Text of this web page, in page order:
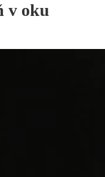
v oku